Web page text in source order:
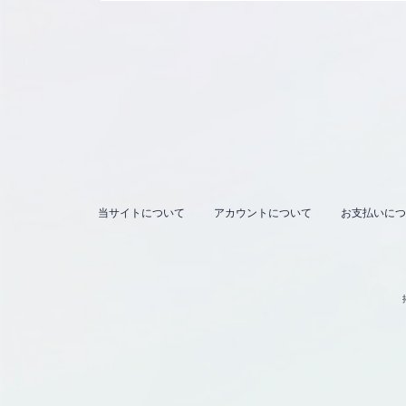
当サイトについて アカウントについて お支払いに